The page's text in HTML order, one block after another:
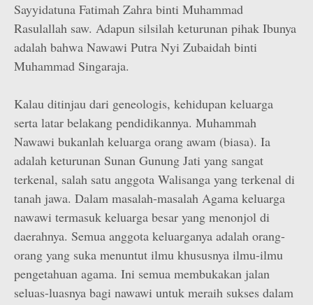
Sayyidatuna Fatimah Zahra binti Muhammad
Rasulallah saw. Adapun silsilah keturunan pihak Ibunya
adalah bahwa Nawawi Putra Nyi Zubaidah binti
Muhammad Singaraja.
Kalau ditinjau dari geneologis, kehidupan keluarga
serta latar belakang pendidikannya. Muhammah
Nawawi bukanlah keluarga orang awam (biasa). Ia
adalah keturunan Sunan Gunung Jati yang sangat
terkenal, salah satu anggota Walisanga yang terkenal di
tanah jawa. Dalam masalah-masalah Agama keluarga
nawawi termasuk keluarga besar yang menonjol di
daerahnya. Semua anggota keluarganya adalah orang-
orang yang suka menuntut ilmu khususnya ilmu-ilmu
pengetahuan agama. Ini semua membukakan jalan
seluas-luasnya bagi nawawi untuk meraih sukses dalam